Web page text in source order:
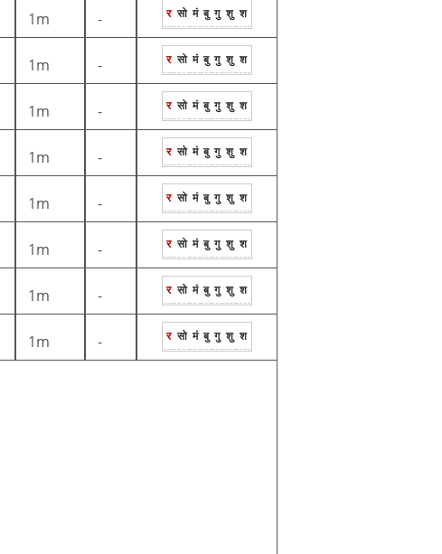
1m - र सो मं बु गु शु श
1m - र सो मं बु गु शु श
1m - र सो मं बु गु शु श
1m - र सो मं बु गु शु श
1m - र सो मं बु गु शु श
1m - र सो मं बु गु शु श
1m - र सो मं बु गु शु श
1m - र सो मं बु गु शु श